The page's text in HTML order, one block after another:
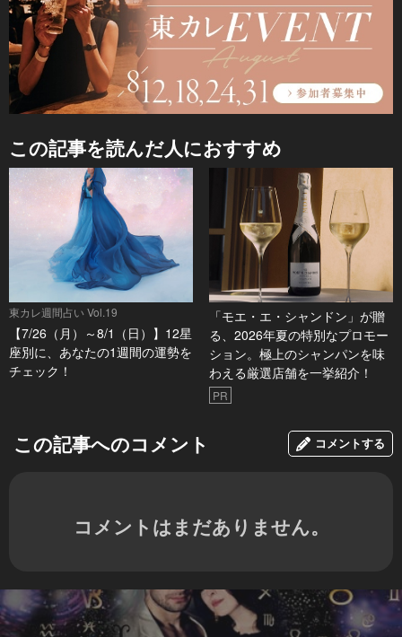
この記事を読んだ人におすすめ
東カレ週間占い Vol.19
【7/26（月）～8/1（日）】12星
座別に、あなたの1週間の運勢を
チェック！
「モエ・エ・シャンドン」が贈
る、2026年夏の特別なプロモー
ション。極上のシャンパンを味
わえる厳選店舗を一挙紹介！
PR
この記事へのコメント コメントする
コメントはまだありません。